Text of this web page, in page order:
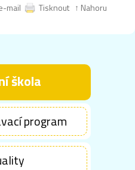
mail Tisknout ↑ Nahoru
škola
program